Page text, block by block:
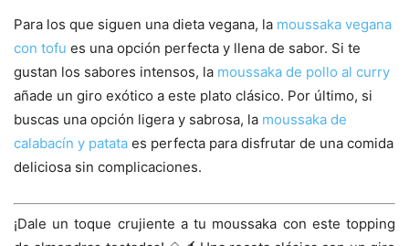
Para los que siguen una dieta vegana, la moussaka vegana
con tofu es una opción perfecta y llena de sabor. Si te
gustan los sabores intensos, la moussaka de pollo al curry
añade un giro exótico a este plato clásico. Por último, si
buscas una opción ligera y sabrosa, la moussaka de
calabacín y patata es perfecta para disfrutar de una comida
deliciosa sin complicaciones.
¡Dale un toque crujiente a tu moussaka con este topping